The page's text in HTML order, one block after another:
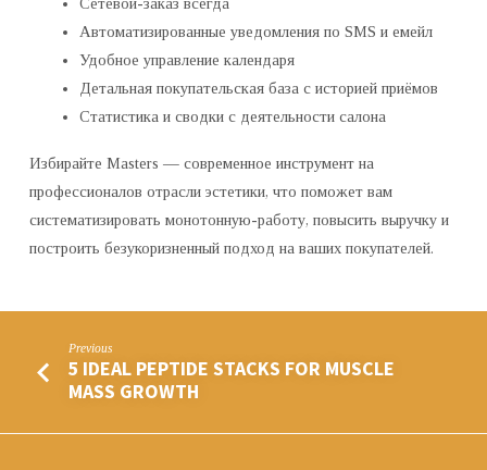
Автоматизированные уведомления по SMS и емейл
Удобное управление календаря
Детальная покупательская база с историей приёмов
Статистика и сводки с деятельности салона
Избирайте Masters — современное инструмент на
профессионалов отрасли эстетики, что поможет вам
систематизировать монотонную-работу, повысить выручку и
построить безукоризненный подход на ваших покупателей.
Previous
5 IDEAL PEPTIDE STACKS FOR MUSCLE
MASS GROWTH